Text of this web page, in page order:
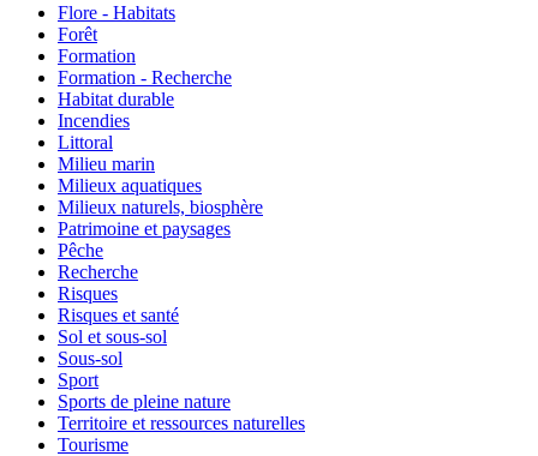
Flore - Habitats
Forêt
Formation
Formation - Recherche
Habitat durable
Incendies
Littoral
Milieu marin
Milieux aquatiques
Milieux naturels, biosphère
Patrimoine et paysages
Pêche
Recherche
Risques
Risques et santé
Sol et sous-sol
Sous-sol
Sport
Sports de pleine nature
Territoire et ressources naturelles
Tourisme